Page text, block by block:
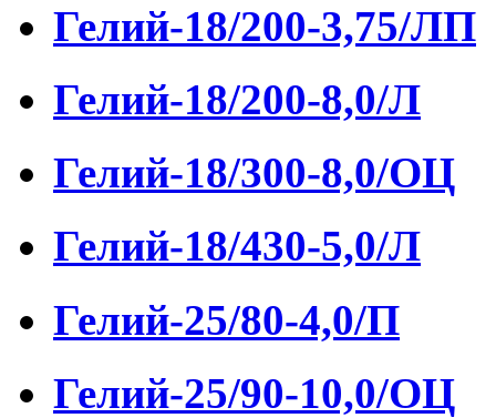
Гелий-18/200-3,75/ЛП
Гелий-18/200-8,0/Л
Гелий-18/300-8,0/ОЦ
Гелий-18/430-5,0/Л
Гелий-25/80-4,0/П
Гелий-25/90-10,0/ОЦ